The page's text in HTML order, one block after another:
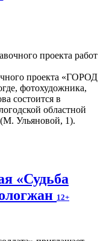
проекта «ГОРОД
фотохудожника,
состоится в
областной
Ульяновой, 1).
«Судьба
12+